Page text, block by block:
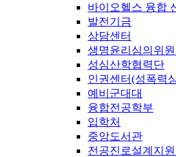
바이오헬스 융합
발전기금
상담센터
생명윤리심의위
성심산학협력단
인권센터(성폭력
예비군대대
융합전공학부
입학처
중앙도서관
전공진로설계지원